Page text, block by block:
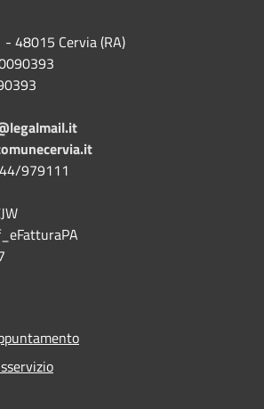
- 48015 Cervia (RA)
979111